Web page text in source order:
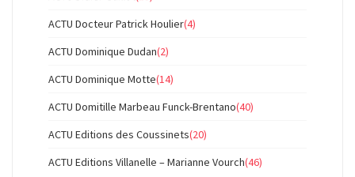
ACTU Docteur Patrick Houlier(4)
ACTU Dominique Dudan(2)
ACTU Dominique Motte(14)
ACTU Domitille Marbeau Funck-Brentano(40)
ACTU Editions des Coussinets(20)
ACTU Editions Villanelle – Marianne Vourch(46)